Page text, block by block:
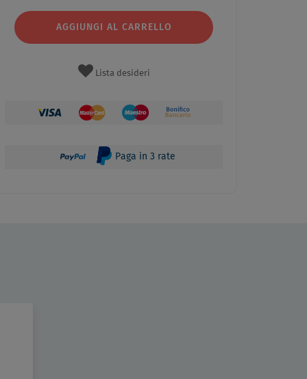
AGGIUNGI AL CARRELLO
Lista desideri
Paga in 3 rate